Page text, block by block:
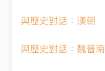
與歷史對話：漢朝
與歷史對話：魏晉